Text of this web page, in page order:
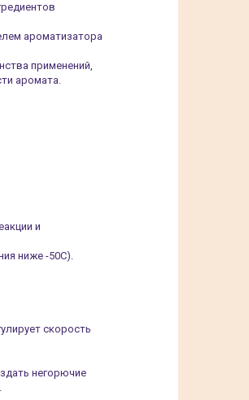
ароматизатора
применений,
аромата.
и
ниже -50С).
скорость
негорючие